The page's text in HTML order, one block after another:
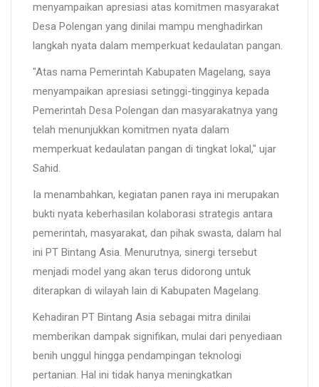
menyampaikan apresiasi atas komitmen masyarakat
Desa Polengan yang dinilai mampu menghadirkan
langkah nyata dalam memperkuat kedaulatan pangan.
"Atas nama Pemerintah Kabupaten Magelang, saya
menyampaikan apresiasi setinggi-tingginya kepada
Pemerintah Desa Polengan dan masyarakatnya yang
telah menunjukkan komitmen nyata dalam
memperkuat kedaulatan pangan di tingkat lokal," ujar
Sahid.
Ia menambahkan, kegiatan panen raya ini merupakan
bukti nyata keberhasilan kolaborasi strategis antara
pemerintah, masyarakat, dan pihak swasta, dalam hal
ini PT Bintang Asia. Menurutnya, sinergi tersebut
menjadi model yang akan terus didorong untuk
diterapkan di wilayah lain di Kabupaten Magelang.
Kehadiran PT Bintang Asia sebagai mitra dinilai
memberikan dampak signifikan, mulai dari penyediaan
benih unggul hingga pendampingan teknologi
pertanian. Hal ini tidak hanya meningkatkan